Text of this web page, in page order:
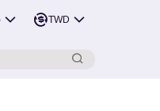
TWD